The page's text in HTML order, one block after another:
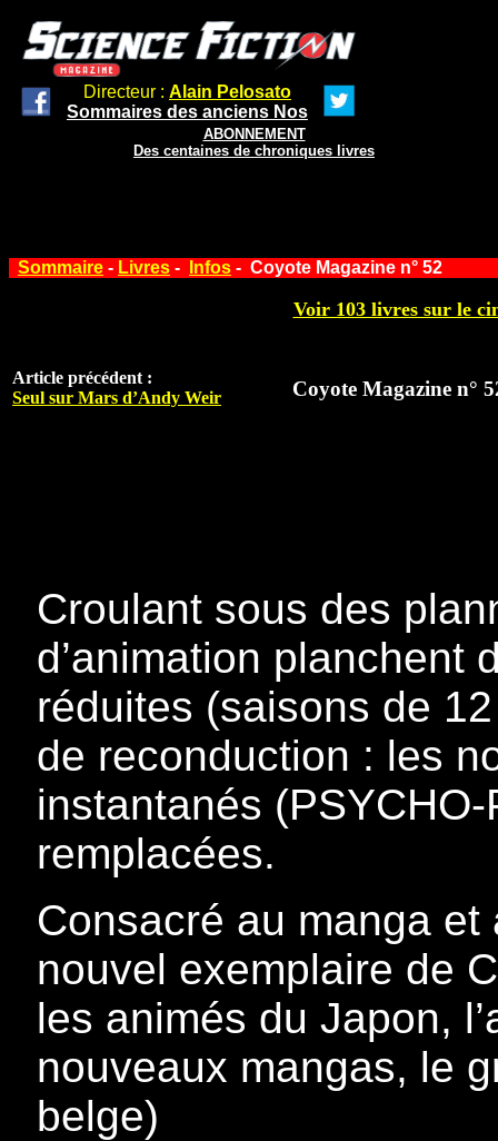
Directeur : Alain Pelosato
Sommaires des anciens Nos
ABONNEMENT
Des centaines de chroniques livres
Sommaire - Livres - Infos - Coyote Magazine n° 52
Voir 103 livres sur le
Article précédent :
Seul sur Mars d’Andy Weir
Coyote Magazine n°
Croulant sous des
d’animation planchent
réduites (saisons de
de reconduction : les
instantanés
remplacées.
Consacré au manga et
nouvel exemplaire de
les animés du Japon,
nouveaux mangas, le
belge)